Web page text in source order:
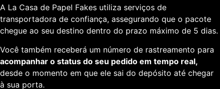
A La Casa de Papel Fakes utiliza serviços de
transportadora de confiança, assegurando que o pacote
chegue ao seu destino dentro do prazo máximo de 5 dias.
Você também receberá um número de rastreamento para
acompanhar o status do seu pedido em tempo real,
desde o momento em que ele sai do depósito até chegar
à sua porta.